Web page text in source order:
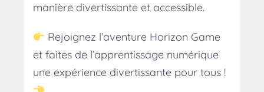
manière divertissante et accessible.
Rejoignez l’aventure Horizon Game
et faites de l’apprentissage numérique
une expérience divertissante pour tous !